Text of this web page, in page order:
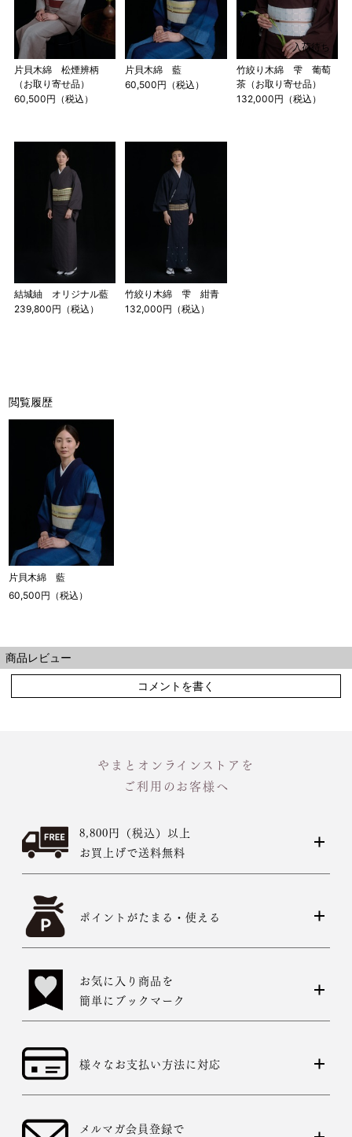
L
～165cm
～98cm
4尺3寸5分
～105cm
167cm
4尺4寸
LL
169cm
1 寸法は鯨尺（くじらじゃく）寸法です。もともと鯨のひげ
で作られた道具で測っていたので鯨尺と言います。
単位：１尺＝約38cm １寸＝約3.8cm １分＝約0.38cm
2 鯨尺寸法となりますので上表の cm はおおよその長さとな
3 反物の巾により表記の裄のサイズが出ない場合がございま
す。その際は、目一杯での寸法とさせていただきます。
店舗一覧はこちら
片貝木綿 松煙辨柄
（お取り寄せ品）
60,500円（税込）
片貝木綿 藍
60,500円（税込）
入荷待ち
竹絞り木綿 雫 葡萄
茶（お取り寄せ品）
132,000円（税込）
結城紬 オリジナル藍
239,800円（税込）
竹絞り木綿 雫 紺青
132,000円（税込）
閲覧履歴
片貝木綿 藍
60,500円（税込）
商品レビュー
コメントを書く
やまとオンラインストアを
ご利用のお客様へ
8,800円（税込）以上
お買上げで送料無料
ポイントがたまる・使える
お気に入り商品を
簡単にブックマーク
様々なお支払い方法に対応
メルマガ会員登録で